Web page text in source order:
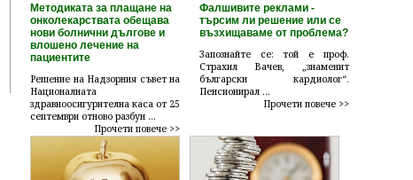
Методиката за плащане на
онколекарствата обещава
нови болнични дългове и
влошено лечение на
пациентите
Решение на Надзорния съвет на
Националната
здравноосигурителна каса от 25
септември отново разбун ...
Прочети повече >>
Фалшивите реклами -
търсим ли решение или се
възхищаваме от проблема?
Запознайте се: той е проф.
Страхил Вачев, „знаменит
български кардиолог“.
Пенсионирал ...
Прочети повече >>